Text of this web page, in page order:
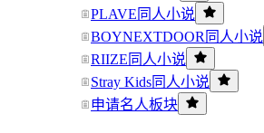
PLAVE同人小说
BOYNEXTDOOR同人小说
RIIZE同人小说
Stray Kids同人小说
申请名人板块